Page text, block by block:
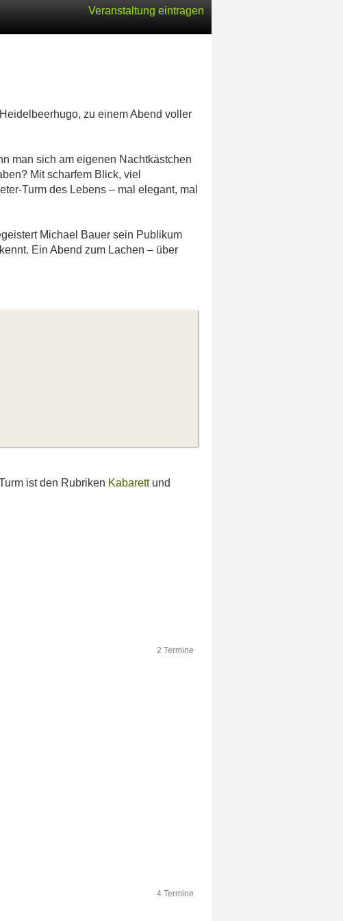
Veranstaltung eintragen
zu einem Abend voller
man sich am eigenen Nachtkästchen
Mit scharfem Blick, viel
Turm des Lebens – mal elegant, mal
Michael Bauer sein Publikum
Ein Abend zum Lachen – über
ist den Rubriken Kabarettund
2 Termine
4 Termine